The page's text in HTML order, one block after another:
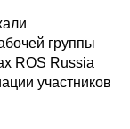
группы
ROS Russia
участников